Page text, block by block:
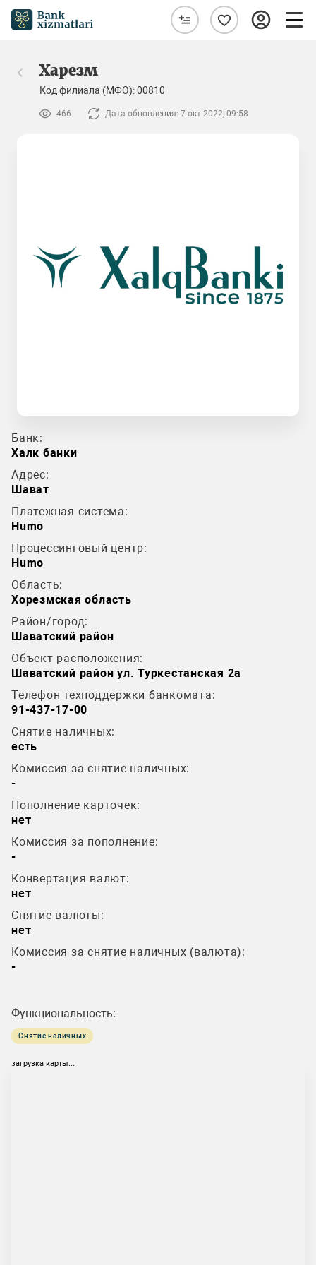
Харезм
Код филиала (МФО): 00810
466 Дата обновления: 7 окт 2022, 09:58
Банк:
Халк банки
Адрес:
Шават
Платежная система:
Humo
Процессинговый центр:
Humo
Область:
Хорезмская область
Район/город:
Шаватский район
Объект расположения:
Шаватский район ул. Туркестанская 2а
Телефон техподдержки банкомата:
91-437-17-00
Снятие наличных:
есть
Комиссия за снятие наличных:
-
Пополнение карточек:
нет
Комиссия за пополнение:
-
Конвертация валют:
нет
Снятие валюты:
нет
Комиссия за снятие наличных (валюта):
-
Функциональность:
Снятие наличных
загрузка карты...